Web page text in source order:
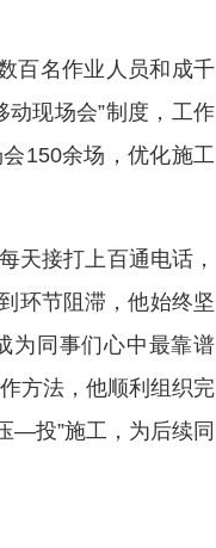
百名作业人员和成千
现场会”制度，工作
150余场，优化施工
天接打上百通电话，
环节阻滞，他始终坚
为同事们心中最靠谱
方法，他顺利组织完
—投”施工，为后续同